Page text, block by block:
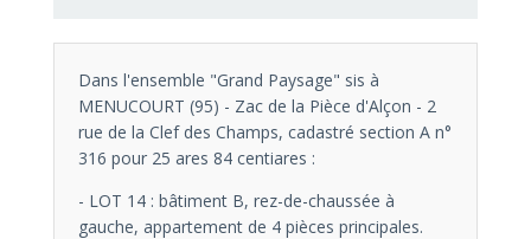
Dans l'ensemble "Grand Paysage" sis à
MENUCOURT (95) - Zac de la Pièce d'Alçon - 2
rue de la Clef des Champs, cadastré section A n°
316 pour 25 ares 84 centiares :
- LOT 14 : bâtiment B, rez-de-chaussée à
gauche, appartement de 4 pièces principales.